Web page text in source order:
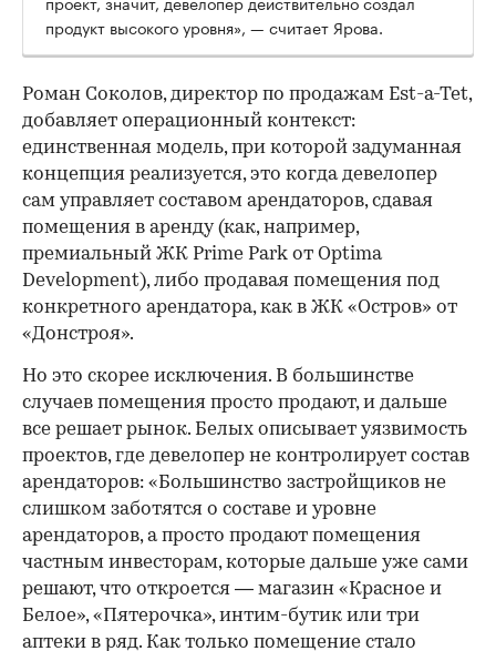
продукт высокого уровня», — считает Ярова.
Роман Соколов, директор по продажам Est-a-Tet,
добавляет операционный контекст:
единственная модель, при которой задуманная
концепция реализуется, это когда девелопер
сам управляет составом арендаторов, сдавая
помещения в аренду (как, например,
премиальный ЖК Prime Park от Optima
Development), либо продавая помещения под
конкретного арендатора, как в ЖК «Остров» от
«Донстроя».
Но это скорее исключения. В большинстве
случаев помещения просто продают, и дальше
все решает рынок. Белых описывает уязвимость
проектов, где девелопер не контролирует состав
арендаторов: «Большинство застройщиков не
слишком заботятся о составе и уровне
арендаторов, а просто продают помещения
частным инвесторам, которые дальше уже сами
решают, что откроется — магазин «Красное и
Белое», «Пятерочка», интим-бутик или три
аптеки в ряд. Как только помещение стало